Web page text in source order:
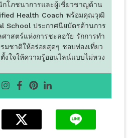
โภชนาการและผู้เชี่ยวชาญด้าน
Health Coach พร้อมคุณวุฒิ
School ประกาศนียบัตรด้านการ
ศาสตร์แห่งการชะลอวัย รักการทำ
มชาติให้อร่อยสุดๆ ชอบท่องเที่ยว
งใจให้ความรู้ออนไลน์แบบไม่หวง